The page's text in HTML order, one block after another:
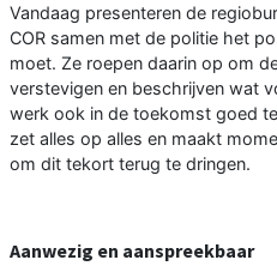
Vandaag presenteren de
COR samen met de politie het
moet. Ze roepen daarin op om
verstevigen en beschrijven wat
werk ook in de toekomst goed
zet alles op alles en maakt
om dit tekort terug te dringen.
Aanwezig en aanspreekbaar